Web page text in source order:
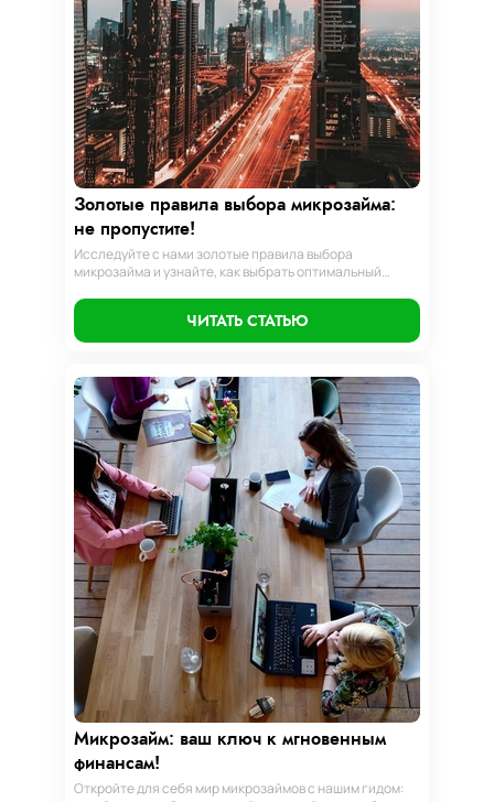
Золотые правила выбора микрозайма:
не пропустите!
Исследуйте с нами золотые правила выбора
микрозайма и узнайте, как выбрать оптимальный
обеспечить свою финансовую безопасность. Ваш
компас в мире микрокредитов!
ЧИТАТЬ СТАТЬЮ
Микрозайм: ваш ключ к мгновенным
финансам!
Откройте для себя мир микрозаймов с нашим гидом: